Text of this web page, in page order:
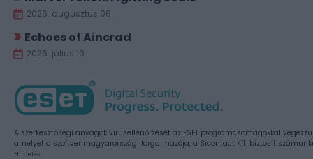
2026. augusztus 06.
Echoes of Aincrad
2026. július 10.
A szerkesztőségi anyagok vírusellenőrzését az ESET programcsomagokkal
amelyet a szoftver magyarországi forgalmazója, a Sicontact Kft. biztosít
Hirdetés